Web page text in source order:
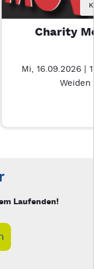
Charity
Mi, 16.09.2026 |
Weiden
Laufenden!